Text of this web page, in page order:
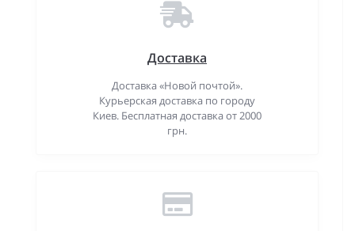
Доставка
Доставка «Новой почтой».
Курьерская доставка по городу
Киев. Бесплатная доставка от 2000
грн.